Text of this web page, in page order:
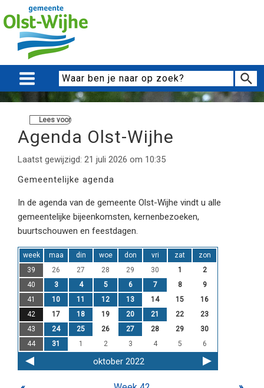
Lees voor
Agenda Olst-Wijhe
Laatst gewijzigd: 21 juli 2026 om 10:35
Gemeentelijke agenda
In de agenda van de gemeente Olst-Wijhe vindt u alle
gemeentelijke bijeenkomsten, kernenbezoeken,
buurtschouwen en feestdagen.
week maa din woe don vri zat
zon
39
26 27 28 29 30 1
2
40
3 4 5 6 7 8
9
41
10 11 12 13 14 15
16
42
17 18 19 20 21 22
23
43
24 25 26 27 28 29
30
44
31 1 2 3 4 5 6
oktober 2022